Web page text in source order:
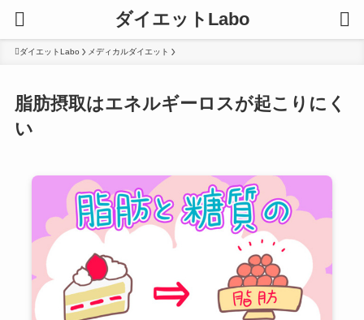
ダイエットLabo
ダイエットLabo メディカルダイエット
脂肪摂取はエネルギーロスが起こりにく
い